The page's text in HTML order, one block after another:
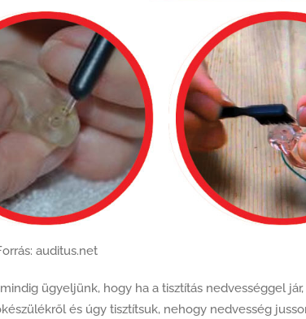
auditus.net
ügyeljünk, hogy ha a tisztítás nedvességgel
és úgy tisztítsuk, nehogy nedvesség